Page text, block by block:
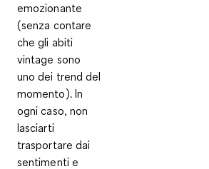
emozionante
(senza contare
che gli abiti
vintage sono
uno dei trend del
momento). In
ogni caso, non
lasciarti
trasportare dai
sentimenti e